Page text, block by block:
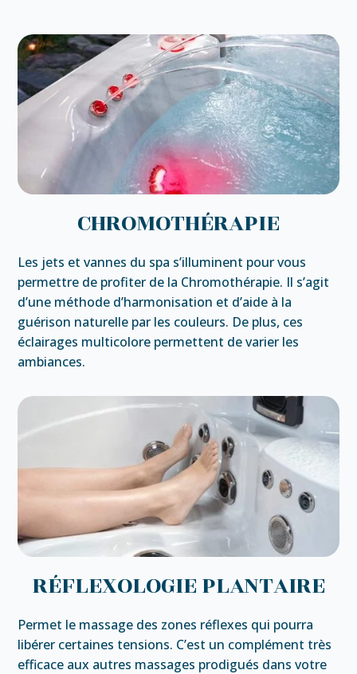
CHROMOTHÉRAPIE
Les jets et vannes du spa s’illuminent pour vous
permettre de profiter de la Chromothérapie. Il s’agit
d’une méthode d’harmonisation et d’aide à la
guérison naturelle par les couleurs. De plus, ces
éclairages multicolore permettent de varier les
ambiances.
RÉFLEXOLOGIE PLANTAIRE
Permet le massage des zones réflexes qui pourra
libérer certaines tensions. C’est un complément très
efficace aux autres massages prodigués dans votre